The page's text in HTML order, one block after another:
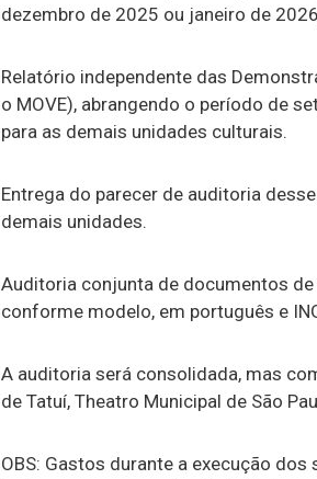
dezembro de 2025 ou janeiro de
Relatório independente das
o MOVE), abrangendo o período de
para as demais unidades culturais.
Entrega do parecer de auditoria
demais unidades.
Auditoria conjunta de documentos
conforme modelo, em português e
A auditoria será consolidada, mas
de Tatuí, Theatro Municipal de São
OBS: Gastos durante a execução